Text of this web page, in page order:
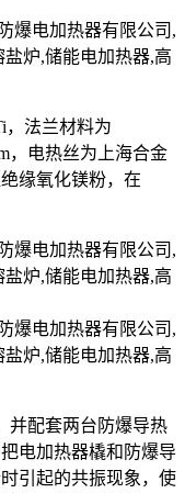
，法兰材料为
，电热丝为上海合金
缘氧化镁粉，在
并配套两台防爆导热
电加热器橇和防爆导
引起的共振现象，使